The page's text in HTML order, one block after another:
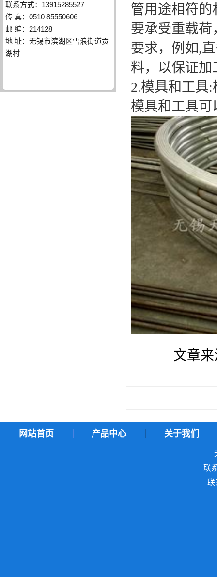
联系方式：13915285527
传 真：0510 85550606
邮 编：214128
地 址：无锡市滨湖区雪浪街道贡
湖村
管用途相符的
要承受重载
要求，例如,
料，以保证
2.模具和工具
模具和工具
文章来
网站首页 产品中心 关于我们
联
联